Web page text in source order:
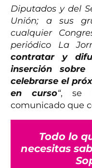
Diputados y del
Unión; a sus
cualquier
periódico La
contratar y
inserción
celebrarse el
en curso“, se
comunicado que
Todo lo
necesitas